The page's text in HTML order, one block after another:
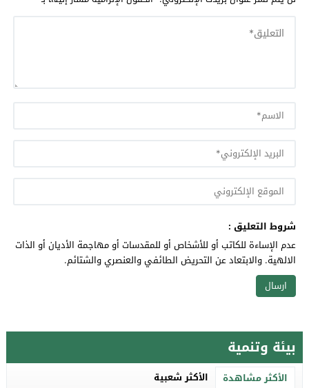
شروط التعليق :
عدم الإساءة للكاتب أو للأشخاص أو للمقدسات أو مهاجمة الأديان أو الذات
الالهية. والابتعاد عن التحريض الطائفي والعنصري والشتائم.
بيئة وتنمية
الأكثر مشاهدة الأكثر شعبية